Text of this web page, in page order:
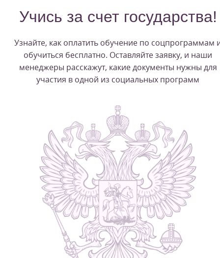
Учись за счет государства!
Узнайте, как оплатить обучение по соцпрограммам
обучиться бесплатно. Оставляйте заявку, и наши
менеджеры расскажут, какие документы нужны для
участия в одной из социальных программ